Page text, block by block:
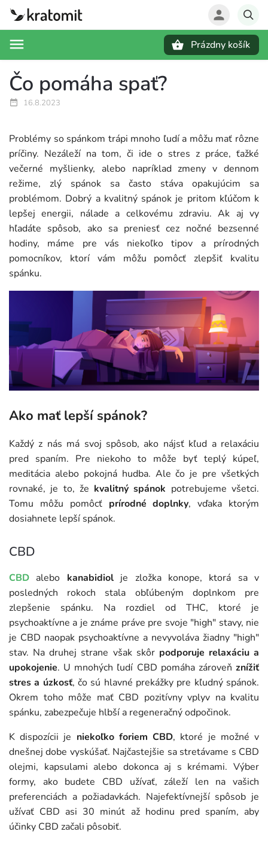
Prázdny košík
Čo pomáha spať?
16.8.2023
Problémy so spánkom trápi mnoho ľudí a môžu mať rôzne
príčiny. Nezáleží na tom, či ide o stres z práce, ťažké
večerné myšlienky, alebo napríklad zmeny v dennom
režime, zlý spánok sa často stáva opakujúcim sa
problémom. Dobrý a kvalitný spánok je pritom kľúčom k
lepšej energii, nálade a celkovému zdraviu. Ak aj vy
hľadáte spôsob, ako sa preniesť cez nočné bezsenné
hodiny, máme pre vás niekoľko tipov a prírodných
pomocníkov, ktorí vám môžu pomôcť zlepšiť kvalitu
spánku.
Ako mať lepší spánok?
Každý z nás má svoj spôsob, ako nájsť kľud a relaxáciu
pred spaním. Pre niekoho to môže byť teplý kúpeľ,
meditácia alebo pokojná hudba. Ale čo je pre všetkých
rovnaké, je to, že kvalitný spánok potrebujeme všetci.
Tomu môžu pomôcťprírodné doplnky, vďaka ktorým
dosiahnete lepší spánok.
CBD
CBD alebo kanabidiolje zložka konope, ktorá sa v
posledných rokoch stala obľúbeným doplnkom pre
zlepšenie spánku. Na rozdiel od THC, ktoré je
psychoaktívne a je známe práve pre svoje "high" stavy, nie
je CBD naopak psychoaktívne a nevyvoláva žiadny "high"
stav. Na druhej strane však skôr podporuje relaxáciu a
upokojenie. U mnohých ľudí CBD pomáha zároveň znížiť
stres a úzkosť, čo sú hlavné prekážky pre kľudný spánok.
Okrem toho môže mať CBD pozitívny vplyv na kvalitu
spánku, zabezpečuje hlbší a regeneračný odpočinok.
K dispozícii je niekoľko foriem CBD, ktoré je možné v
dnešnej dobe vyskúšať. Najčastejšie sa stretávame s CBD
olejmi, kapsulami alebo dokonca aj s krémami. Výber
formy, ako budete CBD užívať, záleží len na vašich
preferenciách a požiadavkách. Najefektívnejší spôsob je
užívať CBD asi 30 minút až hodinu pred spaním, aby
účinky CBD začali pôsobiť.